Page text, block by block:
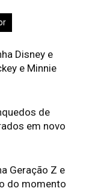
Disney e
e Minnie
de
em novo
Geração Z e
do momento